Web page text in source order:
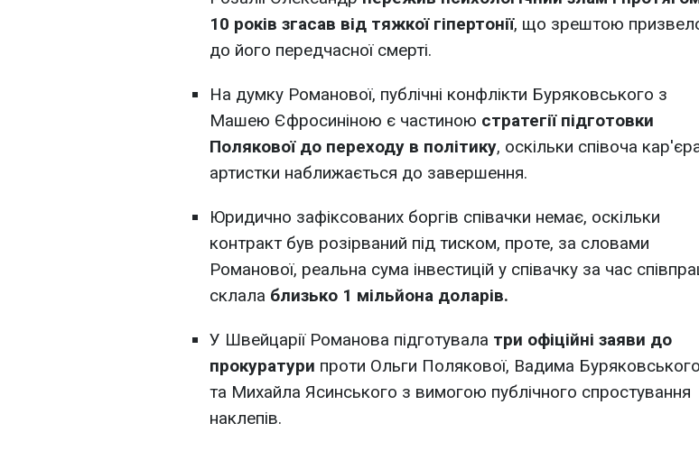
10 років згасав від тяжкої гіпертонії, що зрештою
до його передчасної смерті.
На думку Романової, публічні конфлікти Буряковського з
Машею Єфросиніною є частиною стратегії підготовки
Полякової до переходу в політику, оскільки співоча
артистки наближається до завершення.
Юридично зафіксованих боргів співачки немає, оскільки
контракт був розірваний під тиском, проте, за словами
Романової, реальна сума інвестицій у співачку за час
склала близько 1 мільйона доларів.
У Швейцарії Романова підготувала три офіційні заяви до
прокуратури проти Ольги Полякової, Вадима Буряковського
та Михайла Ясинського з вимогою публічного спростування
наклепів.